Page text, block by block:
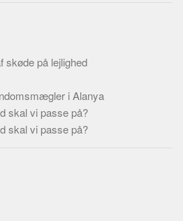
skøde på lejlighed
i Alanya
skal vi passe på?
skal vi passe på?